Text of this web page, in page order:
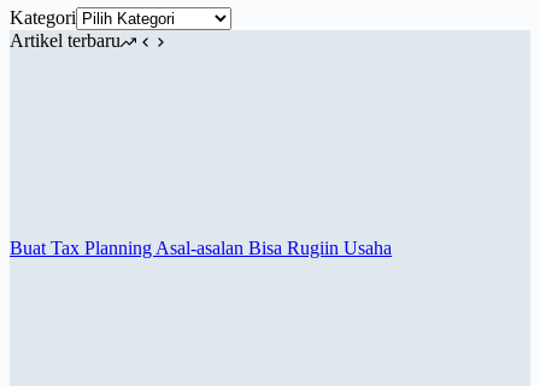
Kategori
Artikel terbaru
Buat Tax Planning Asal-asalan Bisa Rugiin Usaha